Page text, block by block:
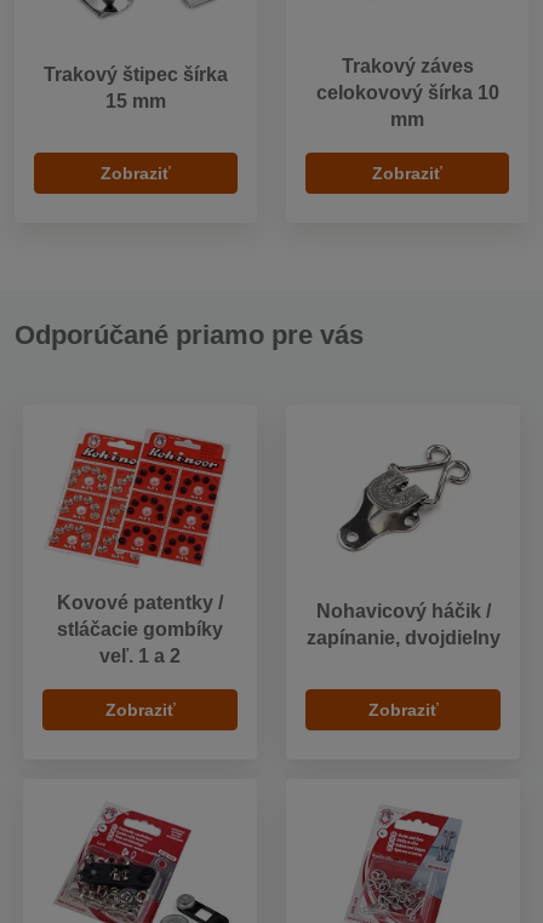
Trakový štipec šírka
15 mm
Zobraziť
Trakový záves
celokovový šírka 10
mm
Zobraziť
Odporúčané priamo pre vás
Kovové patentky /
stláčacie gombíky
veľ. 1 a 2
Zobraziť
Nohavicový háčik /
zapínanie, dvojdielny
Zobraziť